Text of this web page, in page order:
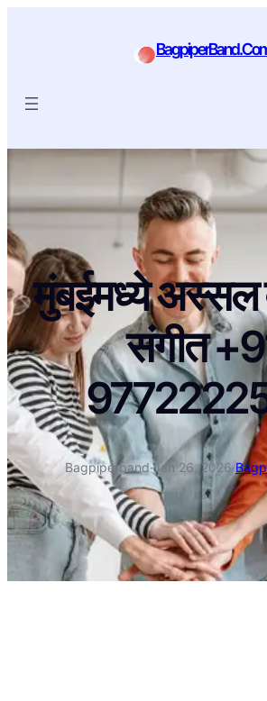
मुंबईमध्ये अस्सल
संगीत
Bagpiperband·Jan 26, 2026·